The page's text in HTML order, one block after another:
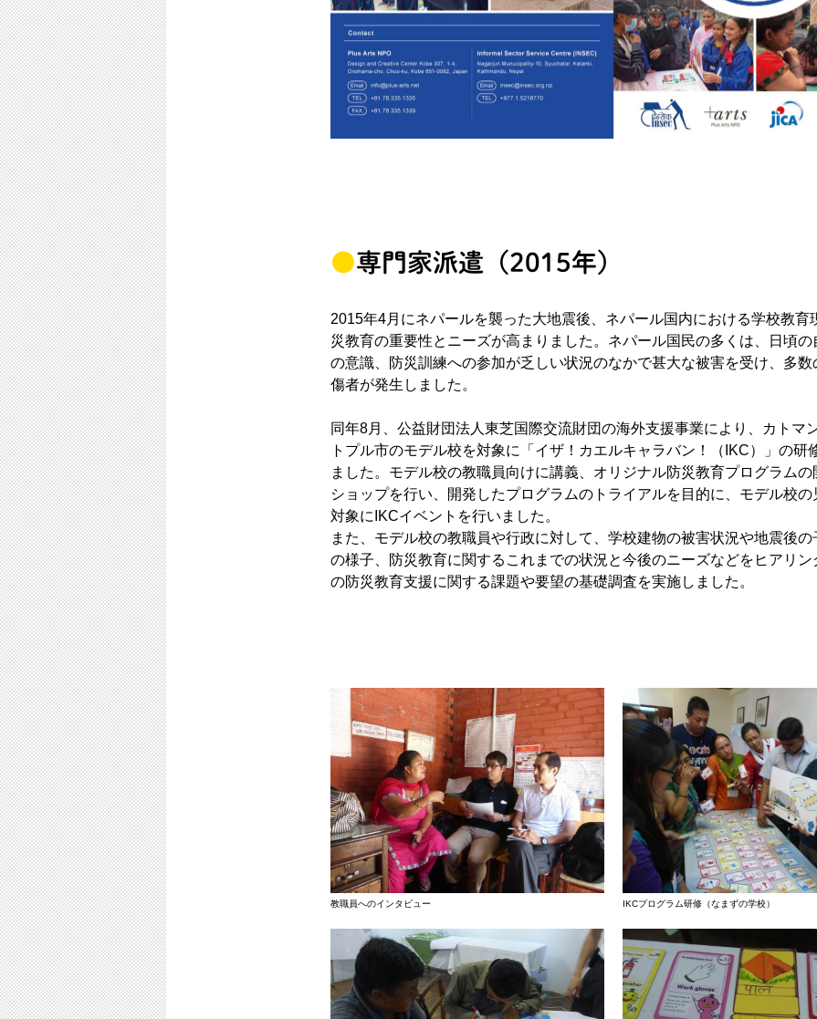
専門家派遣（2015年）
2015年4月にネパールを襲った大地震後、ネパール国内における学校教育
災教育の重要性とニーズが高まりました。ネパール国民の多くは、日頃の
の意識、防災訓練への参加が乏しい状況のなかで甚大な被害を受け、多数
傷者が発生しました。
同年8月、公益財団法人東芝国際交流財団の海外支援事業により、カトマ
トプル市のモデル校を対象に「イザ！カエルキャラバン！（IKC）」の研
ました。モデル校の教職員向けに講義、オリジナル防災教育プログラムの
ショップを行い、開発したプログラムのトライアルを目的に、モデル校の
対象にIKCイベントを行いました。
また、モデル校の教職員や行政に対して、学校建物の被害状況や地震後の
の様子、防災教育に関するこれまでの状況と今後のニーズなどをヒアリン
の防災教育支援に関する課題や要望の基礎調査を実施しました。
教職員へのインタビュー IKCプログラム研修（なまずの学校）